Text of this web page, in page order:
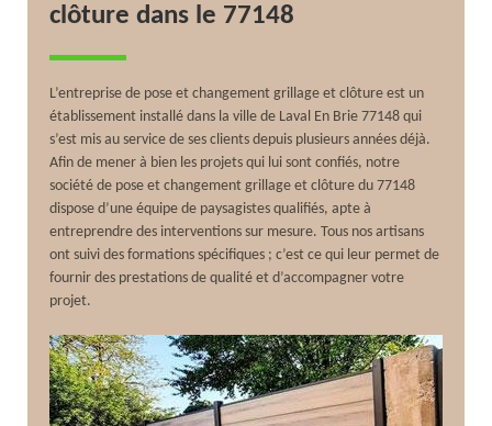
clôture dans le 77148
L’entreprise de pose et changement grillage et clôture est un
établissement installé dans la ville de Laval En Brie 77148 qui
s’est mis au service de ses clients depuis plusieurs années déjà.
Afin de mener à bien les projets qui lui sont confiés, notre
société de pose et changement grillage et clôture du 77148
dispose d’une équipe de paysagistes qualifiés, apte à
entreprendre des interventions sur mesure. Tous nos artisans
ont suivi des formations spécifiques ; c’est ce qui leur permet de
fournir des prestations de qualité et d’accompagner votre
projet.